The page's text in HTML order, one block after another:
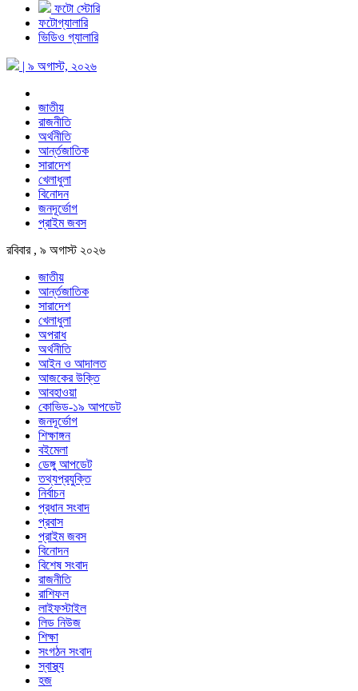
ফটো স্টোরি
ফটোগ্যালারি
ভিডিও গ্যালারি
| ৯ অগাস্ট, ২০২৬
জাতীয়
রাজনীতি
অর্থনীতি
আর্ন্তজাতিক
সারাদেশ
খেলাধুলা
বিনোদন
জনদূর্ভোগ
প্রাইম জবস
রবিবার , ৯ অগাস্ট ২০২৬
জাতীয়
আর্ন্তজাতিক
সারাদেশ
খেলাধুলা
অপরাধ
অর্থনীতি
আইন ও আদালত
আজকের উক্তি
আবহাওয়া
কোভিড-১৯ আপডেট
জনদূর্ভোগ
শিক্ষাঙ্গন
বইমেলা
ডেঙ্গু আপডেট
তথ্যপ্রযুক্তি
নির্বাচন
প্রধান সংবাদ
প্রবাস
প্রাইম জবস
বিনোদন
বিশেষ সংবাদ
রাজনীতি
রাশিফল
লাইফস্টাইল
লিড নিউজ
শিক্ষা
সংগঠন সংবাদ
স্বাস্থ্য
হজ